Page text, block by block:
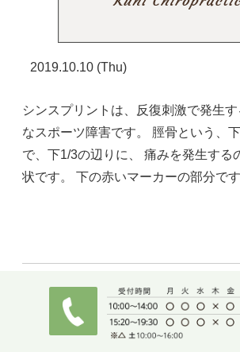
2019.10.10 (Thu)
シンスプリントは、反復刺激で発生
なスポーツ障害です。 脛骨という、
で、下1/3の辺りに、 痛みを発生する
状です。 下の赤いマーカーの部分で
外反母趾、膝などの変形関